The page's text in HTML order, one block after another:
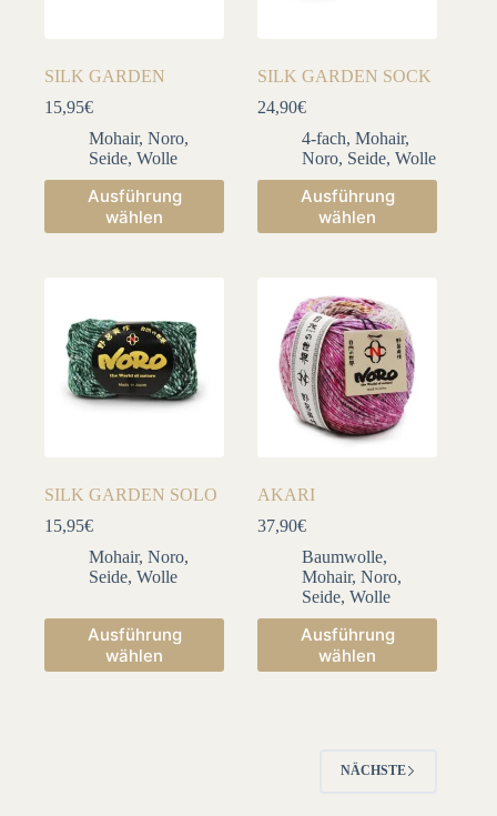
SILK GARDEN
15,95€
Mohair, Noro,
Seide, Wolle
Ausführung
wählen
Dieses
Produkt
weist
Optionen
können
Produktseite
SILK GARDEN SOCK
24,90€
4-fach,Mohair,
Noro, Seide,Wolle
Ausführung
wählen
Dieses
Produkt
weist
Optionen
können
auf
Produktseite
gewählt
SILK GARDEN SOLO
15,95€
Mohair, Noro,
Seide, Wolle
Ausführung
wählen
Dieses
Produkt
weist
AKARI
37,90€
Baumwolle,
Mohair,Noro,
Seide,Wolle
Ausführung
wählen
Dieses
Produkt
weist
NÄCHSTE